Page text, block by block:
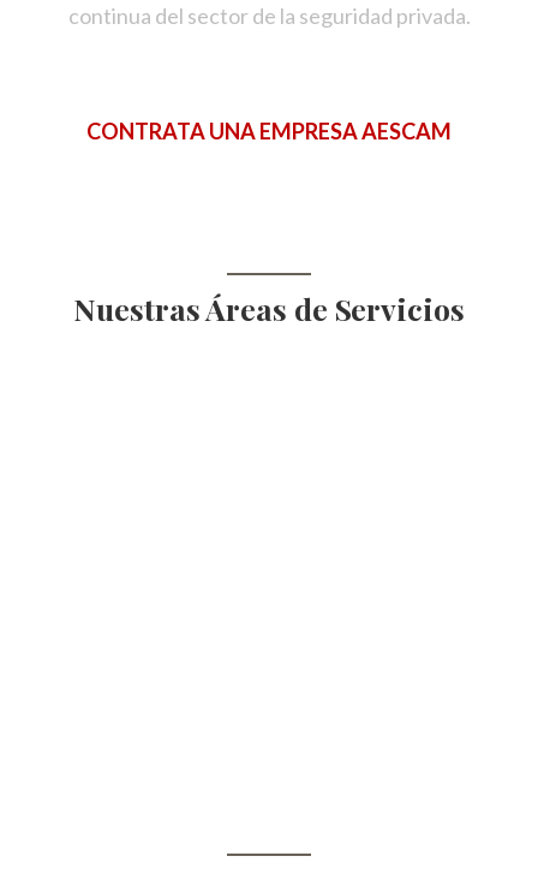
continua del sector de la seguridad privada.
CONTRATA UNA EMPRESA AESCAM
Nuestras Áreas de Servicios